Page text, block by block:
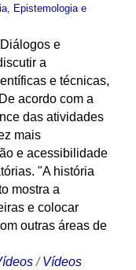
Epistemologia e
e
a
e técnicas,
acordo com a
das atividades
mais
e acessibilidade
"A história
mostra a
e colocar
outras áreas de
/Vídeos